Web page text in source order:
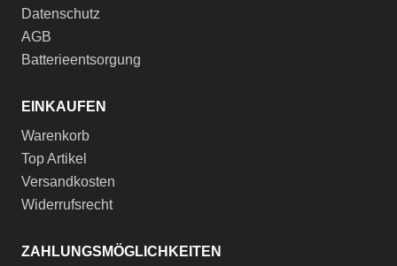
Datenschutz
AGB
Batterieentsorgung
EINKAUFEN
Warenkorb
Top Artikel
Versandkosten
Widerrufsrecht
ZAHLUNGSMÖGLICHKEITEN